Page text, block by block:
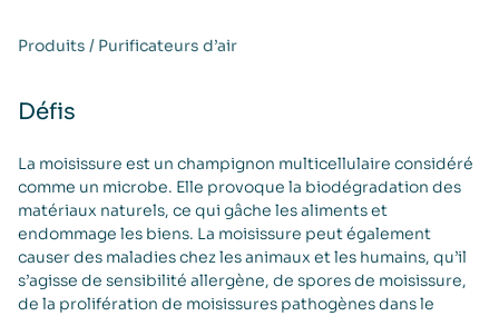
Produits / Purificateurs d’air
Défis
La moisissure est un champignon multicellulaire considéré
comme un microbe. Elle provoque la biodégradation des
matériaux naturels, ce qui gâche les aliments et
endommage les biens. La moisissure peut également
causer des maladies chez les animaux et les humains, qu’il
s’agisse de sensibilité allergène, de spores de moisissure,
de la prolifération de moisissures pathogènes dans le